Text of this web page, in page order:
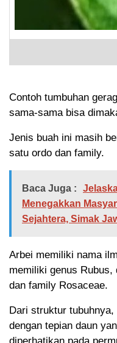
Contoh tumbuhan
sama-sama bisa
Jenis buah ini masih
satu ordo dan family.
Baca Juga :
Menegakkan
Sejahtera, Simak
Arbei memiliki nama
memiliki genus Rubus,
dan family Rosaceae.
Dari struktur
dengan tepian daun